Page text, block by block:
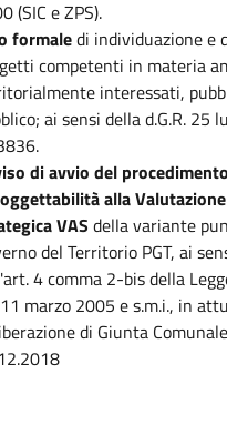
(SIC e ZPS).
formaledi individuazione e
competenti in materia
interessati,
ai sensi della d.G.R. 25
di avvio del
alla
VAS della variante
del Territorio PGT, ai
4 comma 2-bis della
marzo 2005 e s.m.i., in
di Giunta